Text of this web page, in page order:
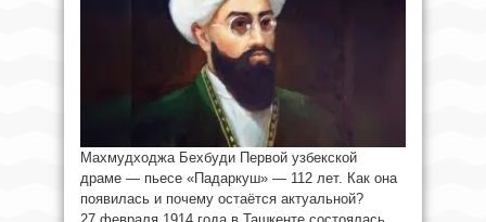
Махмудходжа Бехбуди Первой узбекской
драме — пьесе «Падаркуш» — 112 лет. Как она
появилась и почему остаётся актуальной?